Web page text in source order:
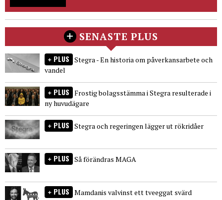
SENASTE PLUS
PLUS Stegra - En historia om påverkansarbete och
vandel
PLUS Frostig bolagsstämma i Stegra resulterade i
ny huvudägare
PLUS Stegra och regeringen lägger ut rökridåer
PLUS Så förändras MAGA
PLUS Mamdanis valvinst ett tveeggat svärd